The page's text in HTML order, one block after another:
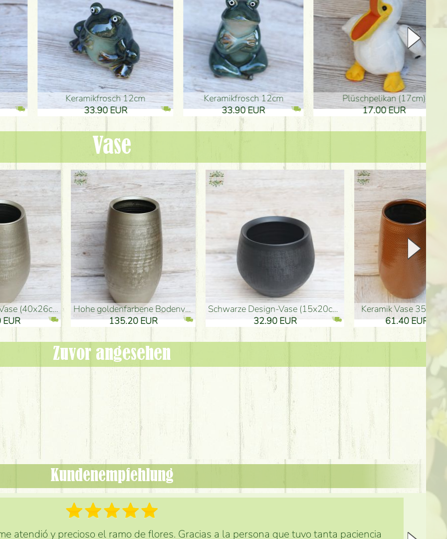
12cm
EUR
Keramikfrosch 12cm
33.90 EUR
Plüschpelikan (17cm)
17.00 EUR
10.50
Vase
(50x29cm)
schwarze Design-Vase (15x20cm)
32.90 EUR
Keramik Vase 35*21cm
61.40 EUR
Holzfigur für Schulabgänger (10
3.80 EUR
Zuvor angesehen
Kundenempfehlung
atendió y precioso el ramo de flores. Gracias a la persona que tuvo tanta paciencia